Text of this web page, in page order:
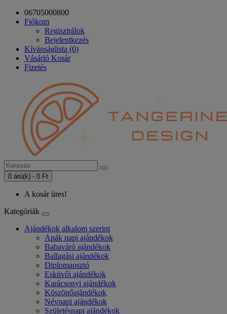
06705000800
Fiókom
Regisztrálok
Bejelentkezés
Kívánságlista (0)
Vásárló Kosár
Fizetés
0 árú(k) - 0 Ft
A kosár üres!
Kategóriák
Ajándékok alkalom szerint
Apák napi ajándékok
Babaváró ajándékok
Ballagási ajándékok
Diplomaosztó
Esküvői ajándékok
Karácsonyi ajándékok
Köszönőajándékok
Névnapi ajándékok
Születésnapi ajándékok